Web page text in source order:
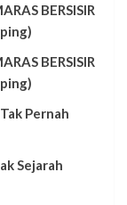
BERSISIR
BERSISIR
Pernah
Sejarah